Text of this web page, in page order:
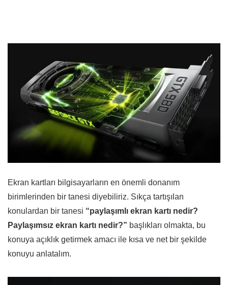
Ekran kartları bilgisayarların en önemli donanım
birimlerinden bir tanesi diyebiliriz. Sıkça tartışılan
konulardan bir tanesi “paylaşımlı ekran kartı nedir?
Paylaşımsız ekran kartı nedir?” başlıkları olmakta, bu
konuya açıklık getirmek amacı ile kısa ve net bir şekilde
konuyu anlatalım.